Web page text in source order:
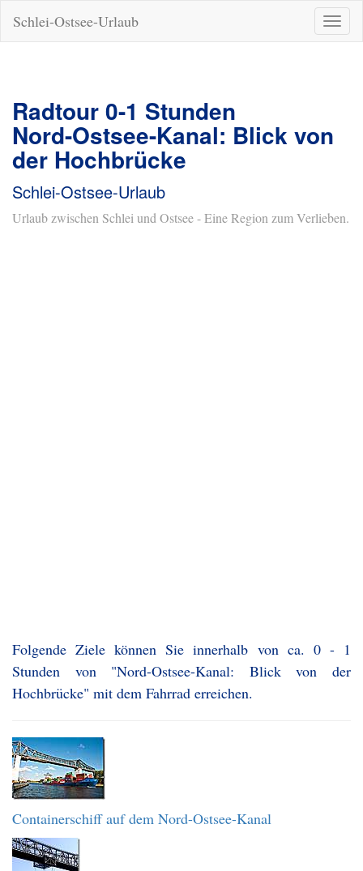
ein-/
Schlei-Ostsee-Urlaub
Radtour 0-1 Stunden
Nord-Ostsee-Kanal: Blick von
der Hochbrücke
Schlei-Ostsee-Urlaub
Urlaub zwischen Schlei und Ostsee - Eine Region zum Verlieben.
Folgende Ziele können Sie innerhalb von ca. 0 - 1
Stunden von "Nord-Ostsee-Kanal: Blick von der
Hochbrücke" mit dem Fahrrad erreichen.
Containerschiff auf dem Nord-Ostsee-Kanal